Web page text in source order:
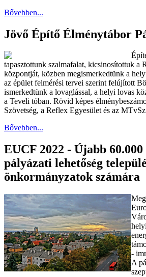
Bővebben...
Jövő Építő Élménytábor
tapasztottunk szalmafalat, kicsinosítottuk a
központját, közben megismerkedtünk a
az épület felmérési tervei szerint felújított
ismerkedtünk a lovaglással, a helyi lovas
a Teveli tóban. Rövid képes
Szövetség, a Reflex Egyesület és az
Bővebben...
EUCF 2022 - Újabb 60.000
pályázati lehetőség
önkormányzatok számára
-
A